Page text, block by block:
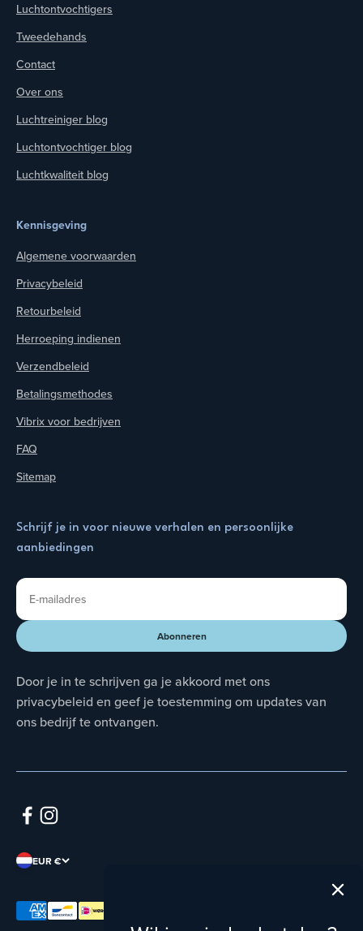
Luchtontvochtigers
Tweedehands
Contact
Over ons
Luchtreiniger blog
Luchtontvochtiger blog
Luchtkwaliteit blog
Kennisgeving
Algemene voorwaarden
Privacybeleid
Retourbeleid
Herroeping indienen
Verzendbeleid
Betalingsmethodes
Vibrix voor bedrijven
FAQ
Sitemap
Schrijf je in voor nieuwe verhalen en persoonlijke
aanbiedingen
E-mailadres
Abonneren
Abonneren
Door je in te schrijven ga je akkoord met ons
privacybeleid en geef je toestemming om updates van
ons bedrijf te ontvangen.
EUR €